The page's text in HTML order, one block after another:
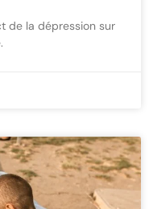
de la dépression sur